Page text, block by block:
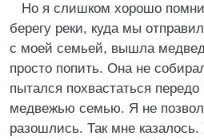
Но я слишком хорошо
берегу реки, куда мы
с моей семьей, вышла
просто попить. Она не
пытался похвастаться
медвежью семью. Я не
разошлись. Так мне